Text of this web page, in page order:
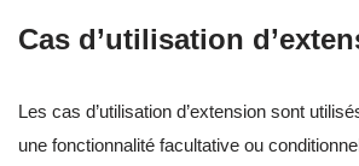
Cas d’utilisation
Les cas d’utilisation d’extension sont
une fonctionnalité facultative ou